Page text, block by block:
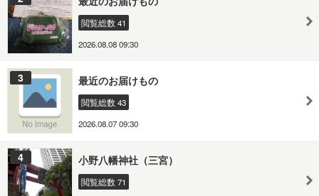
閲覧総数 41
2026.08.08 09:30
3 最近のお届けもの
閲覧総数 43
2026.08.07 09:30
4 小野八幡神社（三宮）
閲覧総数 71